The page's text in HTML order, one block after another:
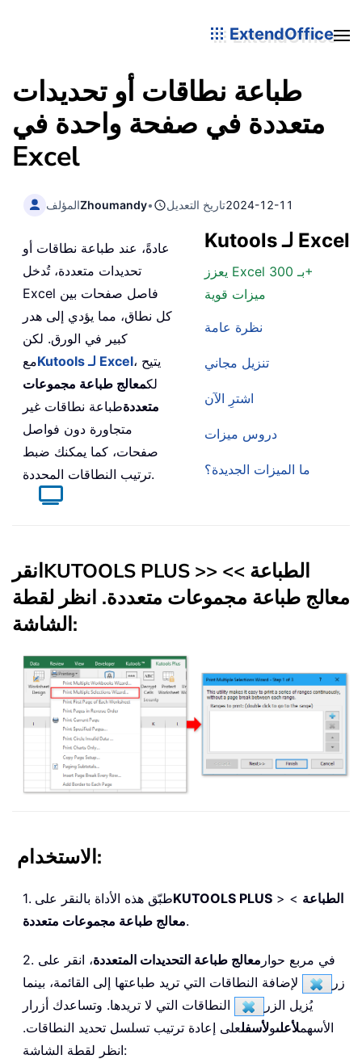
ExtendOffice
طباعة نطاقات أو تحديدات
متعددة في صفحة واحدة في
Excel
المؤلفZhoumandy• تاريخ التعديل2024-12-11
Kutools لـ Excel
يعزز Excel بـ 300+
ميزات قوية
نظرة عامة
تنزيل مجاني
اشترِ الآن
دروس ميزات
ما الميزات الجديدة؟
عادةً، عند طباعة نطاقات أو
تحديدات متعددة، تُدخل
Excel فاصل صفحات بين
كل نطاق، مما يؤدي إلى هدر
كبير في الورق. لكن
مع
Kutools لـ Excel، يتيح
لكمعالج طباعة مجموعات
متعددةطباعة نطاقات غير
متجاورة دون فواصل
صفحات، كما يمكنك ضبط
ترتيب النطاقات المحددة.
انقرKUTOOLS PLUS >> الطباعة >>
معالج طباعة مجموعات متعددة. انظر لقطة
الشاشة:
الاستخدام:
1. طبّق هذه الأداة بالنقر علىKUTOOLS PLUS > الطباعة >
معالج طباعة مجموعات متعددة.
2. في مربع حوار معالج طباعة التحديدات المتعددة، انقر على
زر
لإضافة النطاقات التي تريد طباعتها إلى القائمة، بينما
يُزيل الزر
النطاقات التي لا تريدها. وتساعدك أزرار
الأسهملأعلىولأسفلعلى إعادة ترتيب تسلسل تحديد النطاقات.
انظر لقطة الشاشة: